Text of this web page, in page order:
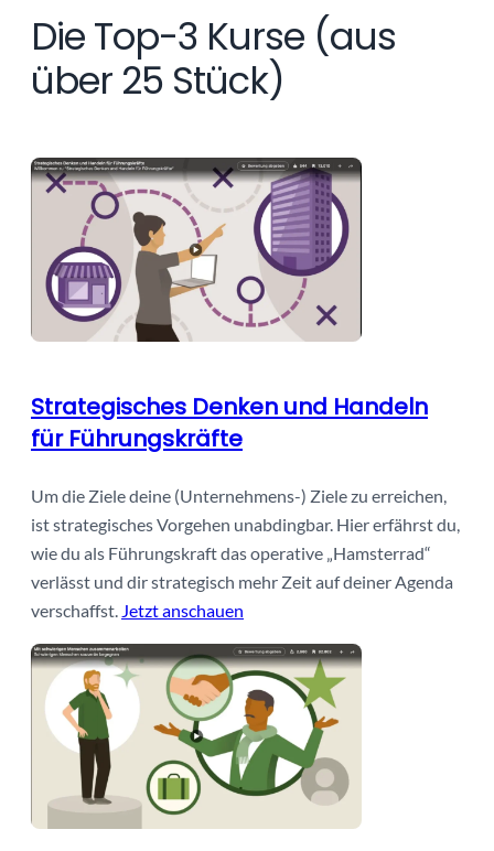
Die Top-3 Kurse (aus
über 25 Stück)
Strategisches Denken und Handeln
für Führungskräfte
Um die Ziele deine (Unternehmens-) Ziele zu erreichen,
ist strategisches Vorgehen unabdingbar. Hier erfährst du,
wie du als Führungskraft das operative „Hamsterrad“
verlässt und dir strategisch mehr Zeit auf deiner Agenda
verschaffst. Jetzt anschauen